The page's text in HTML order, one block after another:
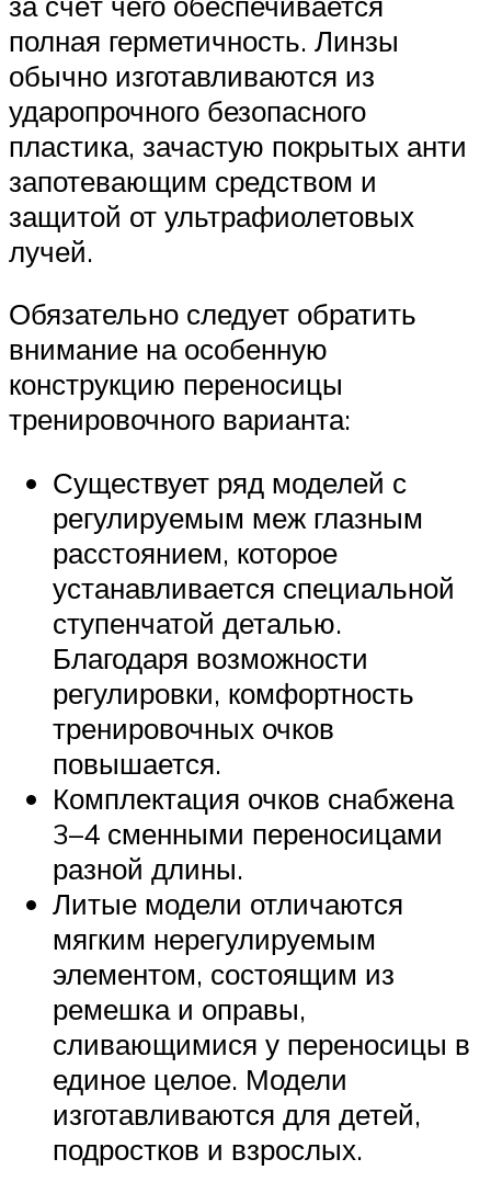
полная герметичность. Линзы
обычно изготавливаются из
ударопрочного безопасного
пластика, зачастую покрытых анти
запотевающим средством и
защитой от ультрафиолетовых
лучей.
Обязательно следует обратить
внимание на особенную
конструкцию переносицы
тренировочного варианта:
Существует ряд моделей с
регулируемым меж глазным
расстоянием, которое
устанавливается специальной
ступенчатой деталью.
Благодаря возможности
регулировки, комфортность
тренировочных очков
повышается.
Комплектация очков снабжена
3–4 сменными переносицами
разной длины.
Литые модели отличаются
мягким нерегулируемым
элементом, состоящим из
ремешка и оправы,
сливающимися у переносицы в
единое целое. Модели
изготавливаются для детей,
подростков и взрослых.